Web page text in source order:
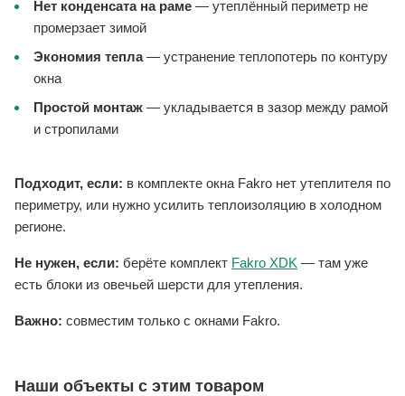
Нет конденсата на раме — утеплённый периметр не
промерзает зимой
Экономия тепла— устранение теплопотерь по контуру
окна
Простой монтаж — укладывается в зазор между рамой
и стропилами
Подходит, если: в комплекте окна Fakro нет утеплителя по
периметру, или нужно усилить теплоизоляцию в холодном
регионе.
Не нужен, если: берёте комплект Fakro XDK — там уже
есть блоки из овечьей шерсти для утепления.
Важно: совместим только с окнами Fakro.
Наши объекты с этим товаром